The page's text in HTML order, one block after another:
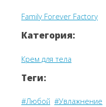
Family Forever Factory
Категория:
Крем для тела
Теги:
#Любой #Увлажнение